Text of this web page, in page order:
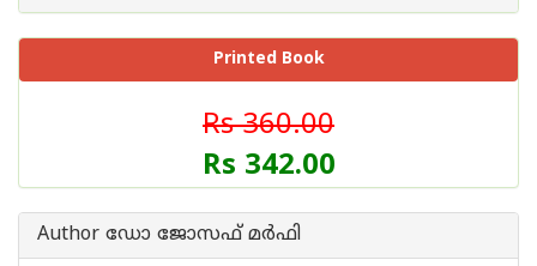
Printed Book
Rs 360.00
Rs 342.00
Author ഡോ ജോസഫ് മര്‍ഫി